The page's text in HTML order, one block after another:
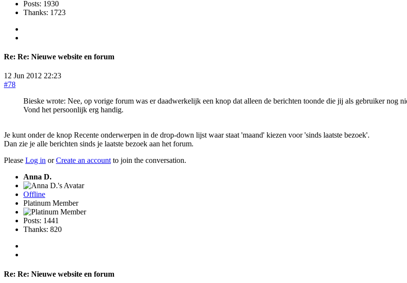
Posts: 1930
Thanks: 1723
Re: Re: Nieuwe website en forum
12 Jun 2012 22:23
#78
Bieske wrote: Nee, op vorige forum was er daadwerkelijk een knop dat alleen de berichten toonde die jij als gebruiker nog
Vond het persoonlijk erg handig.
Je kunt onder de knop Recente onderwerpen in de drop-down lijst waar staat 'maand' kiezen voor 'sinds laatste bezoek'.
Dan zie je alle berichten sinds je laatste bezoek aan het forum.
Please Log in orCreate an accountto join the conversation.
Anna D.
Offline
Platinum Member
Posts: 1441
Thanks: 820
Re: Re: Nieuwe website en forum